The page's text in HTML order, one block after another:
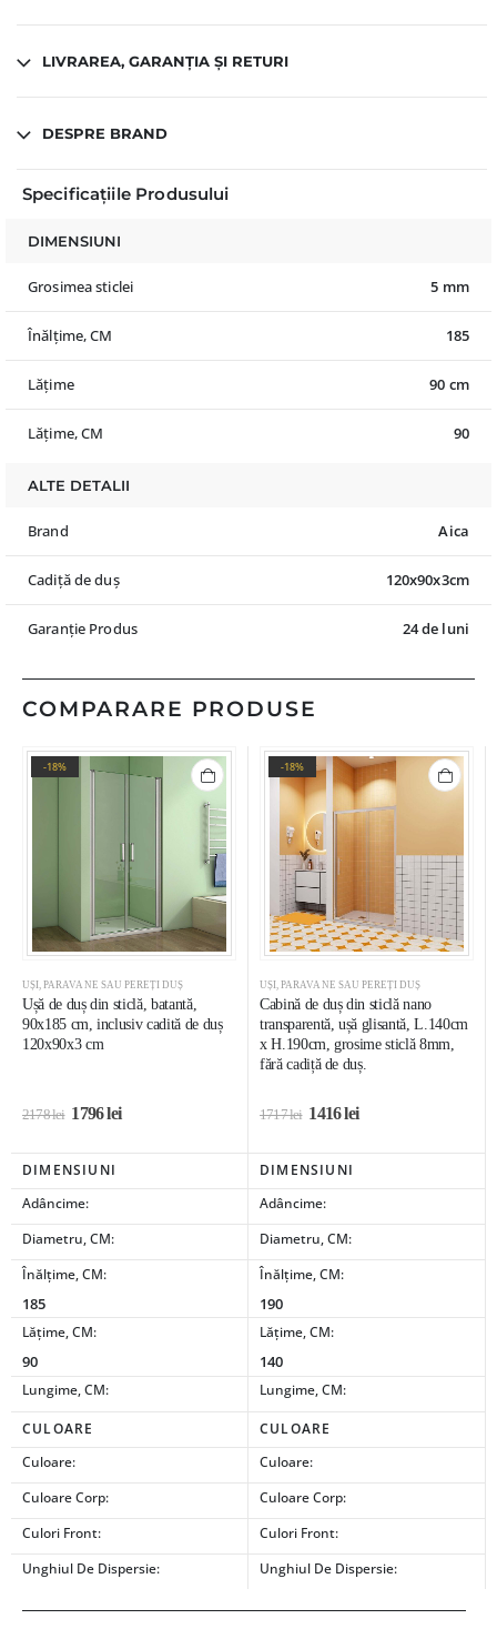
LIVRAREA, GARANȚIA ȘI RETURI
DESPRE BRAND
Specificațiile Produsului
DIMENSIUNI
Grosimea sticlei 5 mm
Înălțime, CM 185
Lățime 90 cm
Lățime, CM 90
ALTE DETALII
Brand Aica
Cadiță de duș 120x90x3cm
Garanție Produs 24 de luni
COMPARARE PRODUSE
-18%
UȘI, PARAVANE SAU PEREȚI DUȘ
Ușă de duș din sticlă, batantă,
90x185 cm, inclusiv cadită de duș
120x90x3 cm
2178lei 1796lei
-18%
UȘI, PARAVANE SAU PEREȚI DUȘ
Cabină de duș din sticlă nano
transparentă, ușă glisantă, L.140cm
x H.190cm, grosime sticlă 8mm,
fără cadiță de duș.
1717lei 1416lei
DIMENSIUNI
DIMENSIUNI
Adâncime:
Adâncime:
Diametru, CM:
Diametru, CM:
Înălțime, CM:
185
Înălțime, CM:
190
Lățime, CM:
90
Lățime, CM:
140
Lungime, CM: Lungime, CM:
CULOARE
CULOARE
Culoare:
Culoare:
Culoare Corp:
Culoare Corp:
Culori Front:
Culori Front:
Unghiul De Dispersie:
Unghiul De Dispersie: